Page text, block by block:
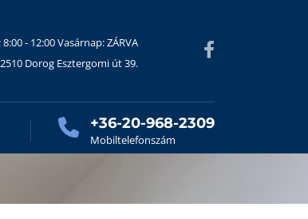
- 12:00 Vasárnap: ZÁRVA
2510 Dorog Esztergomi út 39.
+36-20-968-2309
Mobiltelefonszám